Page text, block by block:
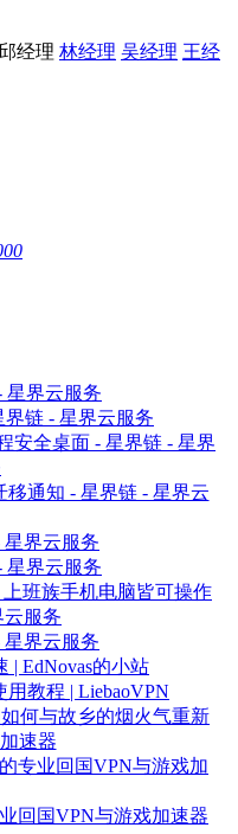
经理 林经理 吴经理 王经
星界云服务
链 - 星界云服务
安全桌面 - 星界链 - 星界
移通知 - 星界链 - 星界云
星界云服务
星界云服务
班族手机电脑皆可操作
云服务
界云服务
| EdNovas的小站
用教程 | LiebaoVPN
何与故乡的烟火气重新
速器
专业回国VPN与游戏加
回国VPN与游戏加速器